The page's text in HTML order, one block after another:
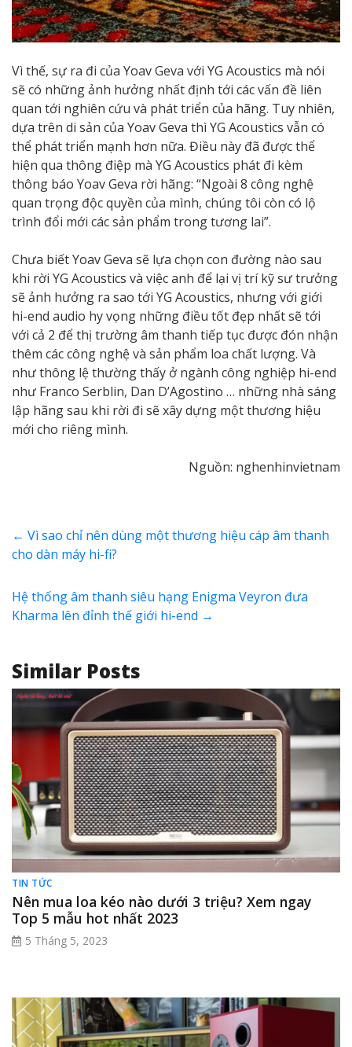
Vì thế, sự ra đi của Yoav Geva với YG Acoustics mà nói
sẽ có những ảnh hưởng nhất định tới các vấn đề liên
quan tới nghiên cứu và phát triển của hãng. Tuy nhiên,
dựa trên di sản của Yoav Geva thì YG Acoustics vẫn có
thể phát triển mạnh hơn nữa. Điều này đã được thể
hiện qua thông điệp mà YG Acoustics phát đi kèm
thông báo Yoav Geva rời hãng: “Ngoài 8 công nghệ
quan trọng độc quyền của mình, chúng tôi còn có lộ
trình đổi mới các sản phẩm trong tương lai”.
Chưa biết Yoav Geva sẽ lựa chọn con đường nào sau
khi rời YG Acoustics và việc anh để lại vị trí kỹ sư trưởng
sẽ ảnh hưởng ra sao tới YG Acoustics, nhưng với giới
hi-end audio hy vọng những điều tốt đẹp nhất sẽ tới
với cả 2 để thị trường âm thanh tiếp tục được đón nhận
thêm các công nghệ và sản phẩm loa chất lượng. Và
như thông lệ thường thấy ở ngành công nghiệp hi-end
như Franco Serblin, Dan D’Agostino … những nhà sáng
lập hãng sau khi rời đi sẽ xây dựng một thương hiệu
mới cho riêng mình.
Nguồn: nghenhinvietnam
← Vì sao chỉ nên dùng một thương hiệu cáp âm thanh
cho dàn máy hi-fi?
Hệ thống âm thanh siêu hạng Enigma Veyron đưa
Kharma lên đỉnh thế giới hi-end →
Similar Posts
TIN TỨC
Nên mua loa kéo nào dưới 3 triệu? Xem ngay
Top 5 mẫu hot nhất 2023
5 Tháng 5, 2023